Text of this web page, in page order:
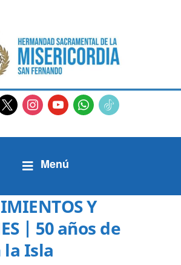
instagram
youtubewhatsapp
tiktok2
Y
| 50 años de
la Isla